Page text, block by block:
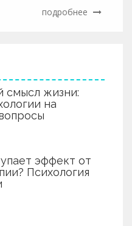
подробнее
смысл жизни:
на
эффект от
Психология